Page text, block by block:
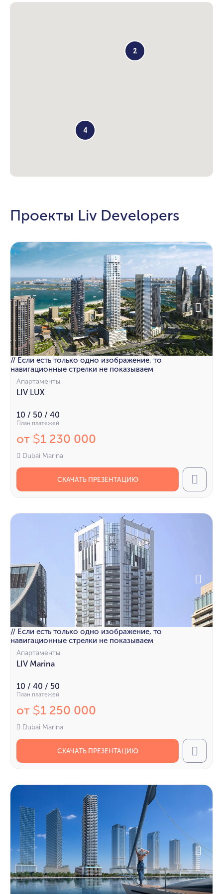
4
2
Проекты Liv Developers
// Если есть только одно изображение, то
навигационные стрелки не показываем
Апартаменты
LIV LUX
10 / 50 / 40
План платежей
от $1 230 000
Dubai Marina
СКАЧАТЬ ПРЕЗЕНТАЦИЮ Call
// Если есть только одно изображение, то
навигационные стрелки не показываем
Апартаменты
LIV Marina
10 / 40 / 50
План платежей
от $1 250 000
Dubai Marina
СКАЧАТЬ ПРЕЗЕНТАЦИЮ Call